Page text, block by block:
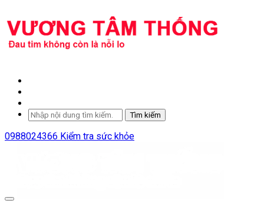
Tìm kiếm
0988024366 Kiểm tra sức khỏe